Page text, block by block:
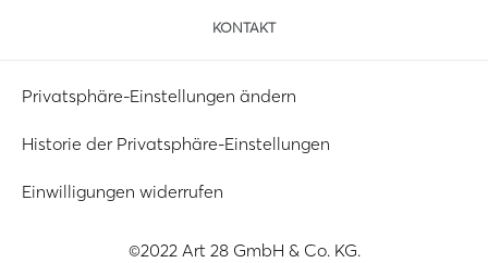
KONTAKT
Privatsphäre-Einstellungen ändern
Historie der Privatsphäre-Einstellungen
Einwilligungen widerrufen
©2022 Art 28 GmbH & Co. KG.